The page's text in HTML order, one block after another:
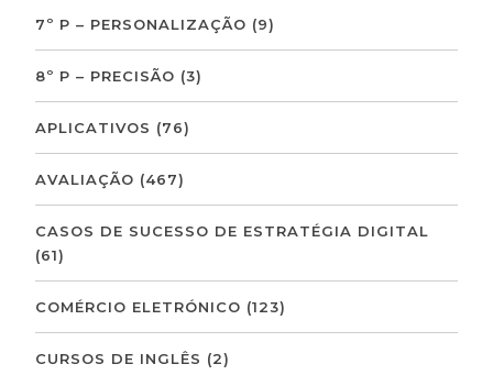
7º P – PERSONALIZAÇÃO (9)
8º P – PRECISÃO (3)
APLICATIVOS (76)
AVALIAÇÃO (467)
CASOS DE SUCESSO DE ESTRATÉGIA DIGITAL
(61)
COMÉRCIO ELETRÓNICO (123)
CURSOS DE INGLÊS (2)